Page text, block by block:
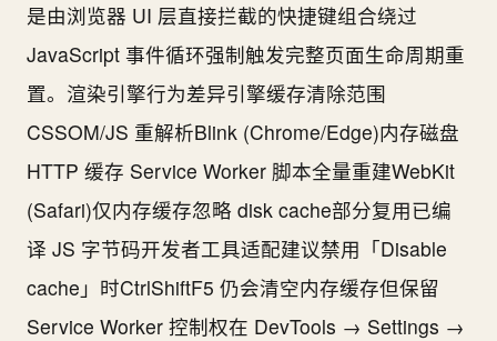
是由浏览器 UI 层直接拦截的快捷键组合绕过
JavaScript 事件循环强制触发完整页面生命周期重
置。渲染引擎行为差异引擎缓存清除范围
CSSOM/JS 重解析Blink (Chrome/Edge)内存磁盘
HTTP 缓存 Service Worker 脚本全量重建WebKit
(Safari)仅内存缓存忽略 disk cache部分复用已编
译 JS 字节码开发者工具适配建议禁用「Disable
cache」时CtrlShiftF5 仍会清空内存缓存但保留
Service Worker 控制权在 DevTools → Settings →